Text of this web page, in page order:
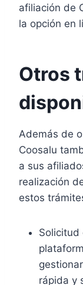
afiliación de
la opción en
Otros
Además de
Coosalu
a sus
realización
estos
Solicitud
rápida y